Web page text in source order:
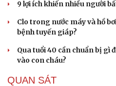
9 lợi ích khiến nhiều người
Clo trong nước máy và hồ
bệnh tuyến giáp?
Qua tuổi 40 cần chuẩn bị gì
vào con cháu?
QUAN SÁT